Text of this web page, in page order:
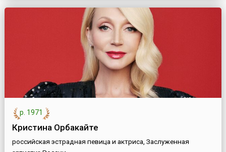
р. 1971
Кристина Орбакайте
российская эстрадная певица и актриса, Заслуженная